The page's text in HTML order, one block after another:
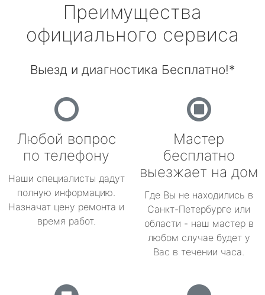
Преимущества
официального сервиса
Выезд и диагностика Бесплатно!*
Любой вопрос
по телефону
Наши специалисты дадут
полную информацию.
Назначат цену ремонта и
время работ.
Мастер
бесплатно
выезжает на дом
Где Вы не находились в
Санкт-Петербурге или
области - наш мастер в
любом случае будет у
Вас в течении часа.